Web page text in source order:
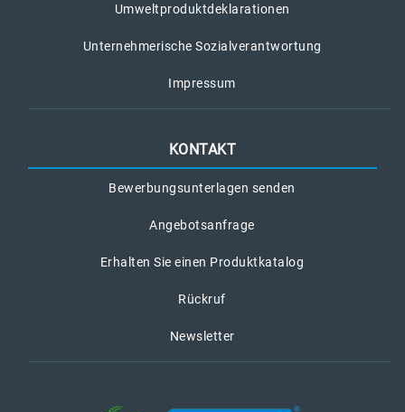
Umweltproduktdeklarationen
Unternehmerische Sozialverantwortung
Impressum
KONTAKT
Bewerbungsunterlagen senden
Angebotsanfrage
Erhalten Sie einen Produktkatalog
Rückruf
Newsletter